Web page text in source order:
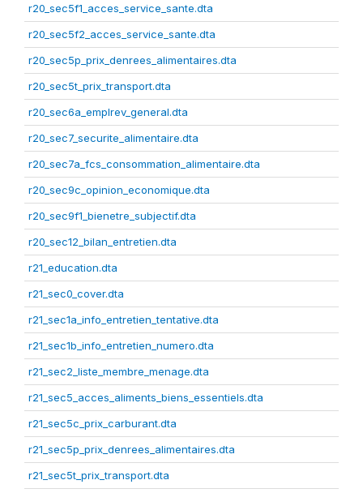
r20_sec5f1_acces_service_sante.dta
r20_sec5f2_acces_service_sante.dta
r20_sec5p_prix_denrees_alimentaires.dta
r20_sec5t_prix_transport.dta
r20_sec6a_emplrev_general.dta
r20_sec7_securite_alimentaire.dta
r20_sec7a_fcs_consommation_alimentaire.dta
r20_sec9c_opinion_economique.dta
r20_sec9f1_bienetre_subjectif.dta
r20_sec12_bilan_entretien.dta
r21_education.dta
r21_sec0_cover.dta
r21_sec1a_info_entretien_tentative.dta
r21_sec1b_info_entretien_numero.dta
r21_sec2_liste_membre_menage.dta
r21_sec5_acces_aliments_biens_essentiels.dta
r21_sec5c_prix_carburant.dta
r21_sec5p_prix_denrees_alimentaires.dta
r21_sec5t_prix_transport.dta